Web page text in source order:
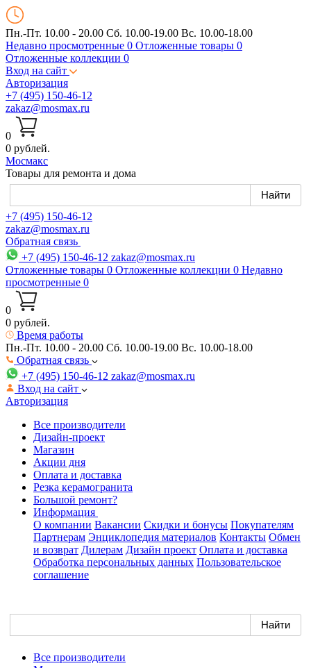
Пн.-Пт. 10.00 - 20.00 Сб. 10.00-19.00 Вс. 10.00-18.00
Недавно просмотренные 0 Отложенные товары 0
Отложенные коллекции 0
Вход на сайт
Авторизация
+7 (495) 150-46-12
zakaz@mosmax.ru
0
0 рублей.
Мосмакс
Товары для ремонта и дома
+7 (495) 150-46-12
zakaz@mosmax.ru
Обратная связь
+7 (495) 150-46-12 zakaz@mosmax.ru
Отложенные товары 0 Отложенные коллекции 0 Недавно
просмотренные 0
0
0 рублей.
Время работы
Пн.-Пт. 10.00 - 20.00 Сб. 10.00-19.00 Вс. 10.00-18.00
Обратная связь
+7 (495) 150-46-12 zakaz@mosmax.ru
Вход на сайт
Авторизация
Все производители
Дизайн-проект
Магазин
Акции дня
Оплата и доставка
Резка керамогранита
Большой ремонт?
Информация
О компании Вакансии Скидки и бонусы Покупателям
Партнерам Энциклопедия материалов Контакты Обмен
и возврат Дилерам Дизайн проект Оплата и доставка
Обработка персональных данных Пользовательское
соглашение
Все производители